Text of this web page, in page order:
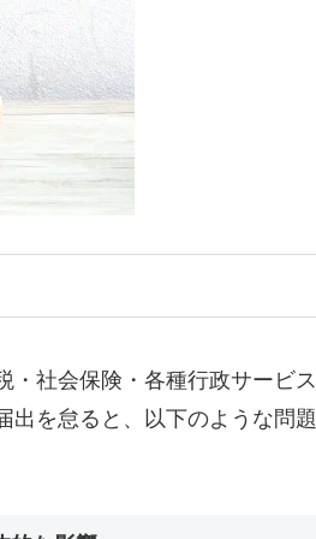
・社会保険・各種行政サービス
出を怠ると、以下のような問題